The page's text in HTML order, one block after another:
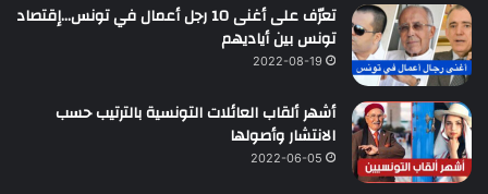
تعرّف على أغنى 10 رجل أعمال في تونس…إقتصاد
تونس بين أياديهم
2022-08-19
أشهر ألقاب العائلات التونسية بالترتيب حسب
الانتشار وأصولها
2022-06-05